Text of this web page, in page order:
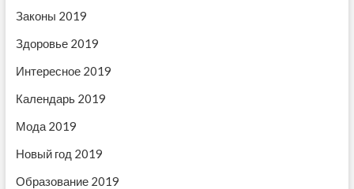
о
з
а
п
и
с
я
Законы 2019
Здоровье 2019
Интересное 2019
Календарь 2019
Мода 2019
Новый год 2019
Образование 2019